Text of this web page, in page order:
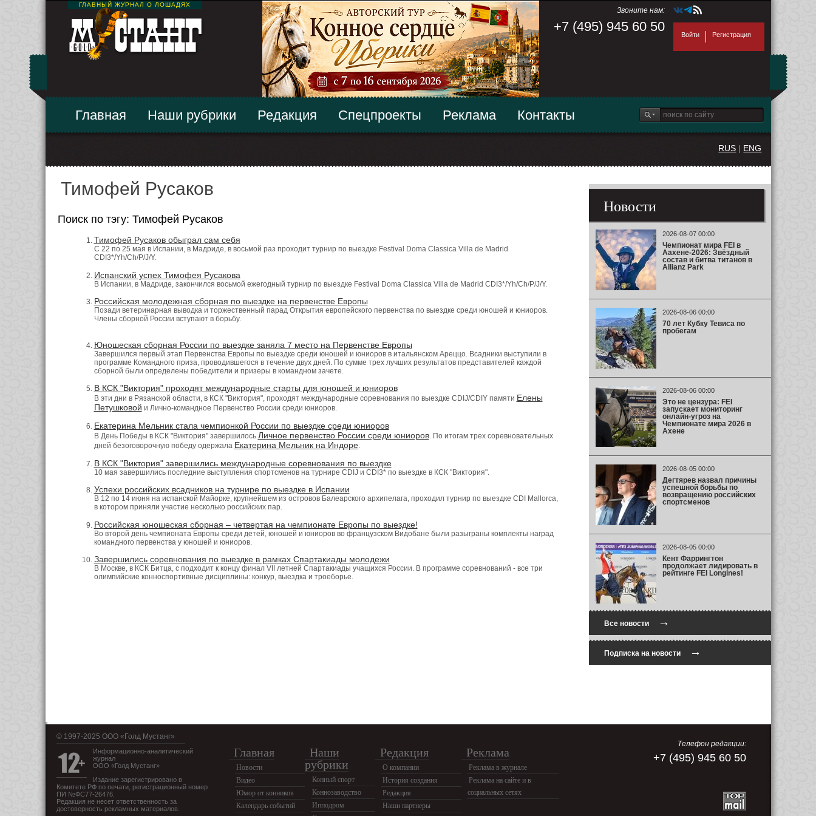
ГЛАВНЫЙ ЖУРНАЛ О ЛОШАДЯХ
Звоните нам:
+7 (495) 945 60 50
Войти Регистрация
Главная Наши рубрики Редакция Спецпроекты Реклама Контакты
RUS | ENG
Тимофей Русаков
Поиск по тэгу: Тимофей Русаков
Тимофей Русаков обыграл сам себя
С 22 по 25 мая в Испании, в Мадриде, в восьмой раз проходит турнир по выездке Festival Doma Classica Villa de Madrid
CDI3*/Yh/Ch/P/J/Y.
Испанский успех Тимофея Русакова
В Испании, в Мадриде, закончился восьмой ежегодный турнир по выездке Festival Doma Classica Villa de Madrid CDI3*/Yh/Ch/P/J/Y.
Российская молодежная сборная по выездке на первенстве Европы
Позади ветеринарная выводка и торжественный парад Открытия европейского первенства по выездке среди юношей и юниоров.
Члены сборной России вступают в борьбу.
Юношеская сборная России по выездке заняла 7 место на Первенстве Европы
Завершился первый этап Первенства Европы по выездке среди юношей и юниоров в итальянском Ареццо. Всадники выступили в
программе Командного приза, проводившегося в течение двух дней. По сумме трех лучших результатов представителей каждой
сборной были определены победители и призеры в командном зачете.
В КСК "Виктория" проходят международные старты для юношей и юниоров
В эти дни в Рязанской области, в КСК "Виктория", проходят международные соревнования по выездке CDIJ/CDIY памяти Елены
Петушковой и Лично-командное Первенство России среди юниоров.
Екатерина Мельник стала чемпионкой России по выездке среди юниоров
В День Победы в КСК "Виктория" завершилось Личное первенство России среди юниоров. По итогам трех соревновательных
дней безоговорочную победу одержала Екатерина Мельник на Индоре.
В КСК "Виктория" завершились международные соревнования по выездке
10 мая завершились последние выступления спортсменов на турнире CDIJ и CDI3* по выездке в КСК "Виктория".
Успехи российских всадников на турнире по выездке в Испании
В 12 по 14 июня на испанской Майорке, крупнейшем из островов Балеарского архипелага, проходил турнир по выездке CDI Mallorca,
в котором приняли участие несколько российских пар.
Российская юношеская сборная – четвертая на чемпионате Европы по выездке!
Во второй день чемпионата Европы среди детей, юношей и юниоров во французском Видобане были разыграны комплекты наград
командного первенства у юношей и юниоров.
Завершились соревнования по выездке в рамках Спартакиады молодежи
В Москве, в КСК Битца, с подходит к концу финал VII летней Спартакиады учащихся России. В программе соревнований - все три
олимпийские конноспортивные дисциплины: конкур, выездка и троеборье.
Новости
2026-08-07 00:00
Чемпионат мира FEI в
Аахене-2026: Звёздный
состав и битва титанов в
Allianz Park
2026-08-06 00:00
70 лет Кубку Тевиса по
пробегам
2026-08-06 00:00
Это не цензура: FEI
запускает мониторинг
онлайн-угроз на
Чемпионате мира 2026 в
Ахене
2026-08-05 00:00
Дегтярев назвал причины
успешной борьбы по
возвращению российских
спортсменов
2026-08-05 00:00
Кент Фаррингтон
продолжает лидировать в
рейтинге FEI Longines!
Все новости→
Подписка на новости→
© 1997-2025 OOO «Голд Мустанг»
Информационно-аналитический
журнал
ООО «Голд Мустанг»
Издание зарегистрировано в
Комитете РФ по печати, регистрационный номер
ПИ №ФС77-26476.
Редакция не несет ответственность за
достоверность рекламных материалов.
Главная
Новости
Видео
Юмор от конников
Календарь событий
Наши
рубрики
Конный спорт
Коннозаводство
Ипподром
Редакция
О компании
История создания
Редакция
Наши партнеры
Реклама
Реклама в журнале
Реклама на сайте и в
социальных сетях
Телефон редакции:
+7 (495) 945 60 50